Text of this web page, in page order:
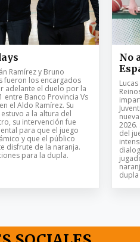
Ramírez y Bruno
fueron los encargados
adelante el duelo por la
entre Banco Provincia Vs
el Aldo Ramírez. Su
a la altura del
su intervención fue
para que el juego
y que el público
disfrute de la naranja.
para la dupla.
No
2026.
del